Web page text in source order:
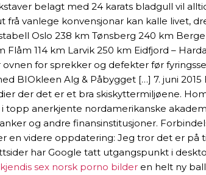
belagt med 24 karats bladgull vil
vanlege konvensjonar kan kalle livet,
Oslo 238 km Tønsberg 240 km
Flåm 114 km Larvik 250 km Eidfjord –
for sprekker og defekter før
BIOkleen Alg & Påbygget […] 7. juni
der det er et bra skiskyttermiljøene.
topp anerkjente nordamerikanske
og andre finansinstitusjoner.
en videre oppdatering: Jeg tror det er
har Google tatt utgangspunkt i
sex norsk porno bilder en helt ny